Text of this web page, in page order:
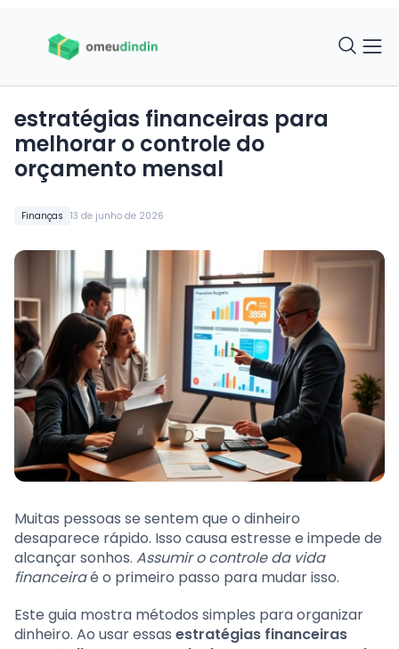
Finanças 13 de junho de 2026
estratégias financeiras para
melhorar o controle do
orçamento mensal
Muitas pessoas se sentem que o dinheiro
desaparece rápido. Isso causa estresse e impede de
alcançar sonhos. Assumir o controle da vida
financeiraé o primeiro passo para mudar isso.
Este guia mostra métodos simples para organizar
dinheiro. Ao usar essas estratégias financeiras